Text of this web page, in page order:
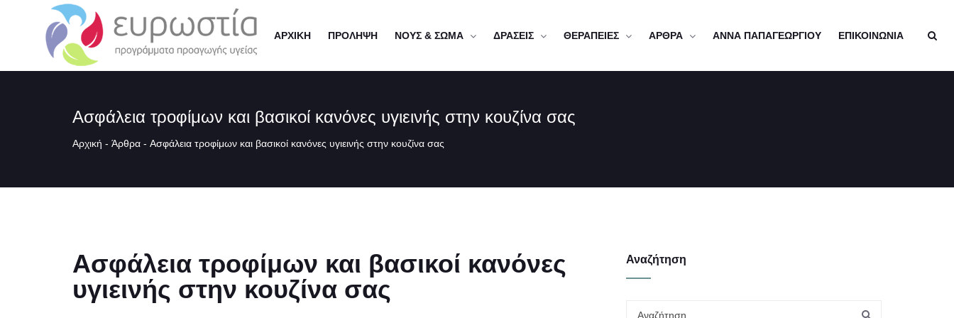
ΑΡΧΙΚΗ ΠΡΟΛΗΨΗ ΝΟΥΣ & ΣΩΜΑ ΔΡΑΣΕΙΣ ΘΕΡΑΠΕΙΕΣ ΑΡΘΡΑ ΑΝΝΑ ΠΑΠΑΓΕΩΡΓΙΟΥ ΕΠΙΚΟΙΝΩΝΙΑ
Ασφάλεια τροφίμων και βασικοί κανόνες υγιεινής στην κουζίνα σας
Αρχική - Άρθρα - Ασφάλεια τροφίμων και βασικοί κανόνες υγιεινής στην κουζίνα σας
Ασφάλεια τροφίμων και βασικοί κανόνες
υγιεινής στην κουζίνα σας
Αναζήτηση